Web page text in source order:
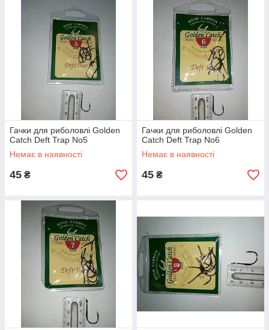
Гачки для риболовлі Golden
Catch Deft Trap No5
Немає в наявності
45 ₴
Гачки для риболовлі Golden
Catch Deft Trap No6
Немає в наявності
45 ₴